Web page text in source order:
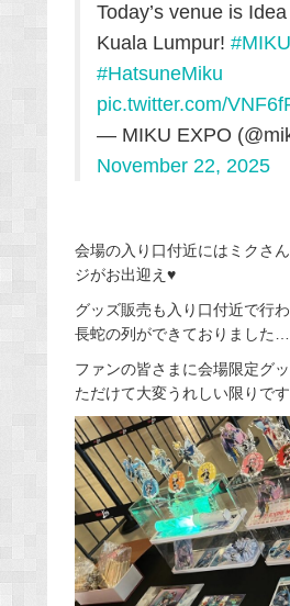
Today’s venue is
Kuala Lumpur!
#HatsuneMiku
pic.twitter.com/
— MIKU EXPO
November 22, 2025
会場の入り口付近にはミクさ
ジがお出迎え♥
グッズ販売も入り口付近で行
長蛇の列ができておりました…
ファンの皆さまに会場限定グ
ただけて大変うれしい限りで